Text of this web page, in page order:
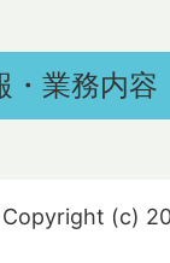
・業務内容
Copyright (c)